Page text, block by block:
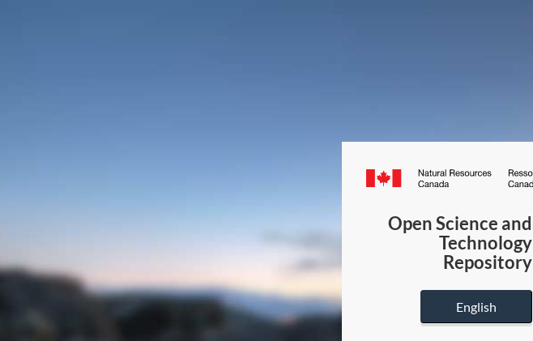
Canada.ca
Open Science and
Technology
Repository
English